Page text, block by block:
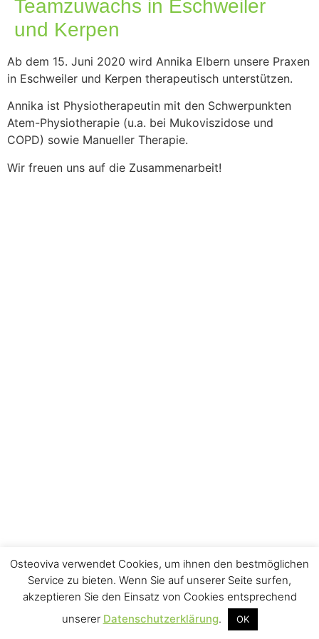
Teamzuwachs in Eschweiler
und Kerpen
Ab dem 15. Juni 2020 wird Annika Elbern unsere Praxen
in Eschweiler und Kerpen therapeutisch unterstützen.
Annika ist Physiotherapeutin mit den Schwerpunkten
Atem-Physiotherapie (u.a. bei Mukoviszidose und
COPD) sowie Manueller Therapie.
Wir freuen uns auf die Zusammenarbeit!
Osteoviva verwendet Cookies, um ihnen den bestmöglichen
Service zu bieten. Wenn Sie auf unserer Seite surfen,
akzeptieren Sie den Einsatz von Cookies entsprechend
unserer Datenschutzerklärung. OK